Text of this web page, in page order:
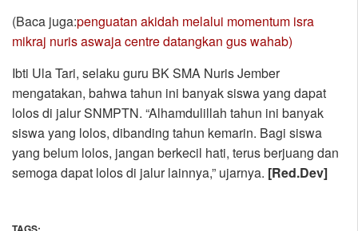
(Baca juga:penguatan akidah melalui momentum isra
mikraj nuris aswaja centre datangkan gus wahab)
Ibti Ula Tari, selaku guru BK SMA Nuris Jember
mengatakan, bahwa tahun ini banyak siswa yang dapat
lolos di jalur SNMPTN. “Alhamdulillah tahun ini banyak
siswa yang lolos, dibanding tahun kemarin. Bagi siswa
yang belum lolos, jangan berkecil hati, terus berjuang dan
semoga dapat lolos di jalur lainnya,” ujarnya. [Red.Dev]